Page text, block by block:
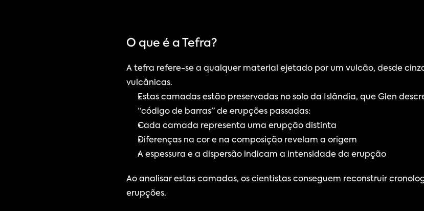
O que é a Tefra?
A tefra refere-se a qualquer material ejetado por um vulcão, desde
vulcânicas.
Estas camadas estão preservadas no solo da Islândia, que Glen
“código de barras” de erupções passadas:
Cada camada representa uma erupção distinta
Diferenças na cor e na composição revelam a origem
A espessura e a dispersão indicam a intensidade da erupção
Ao analisar estas camadas, os cientistas conseguem reconstruir
erupções.